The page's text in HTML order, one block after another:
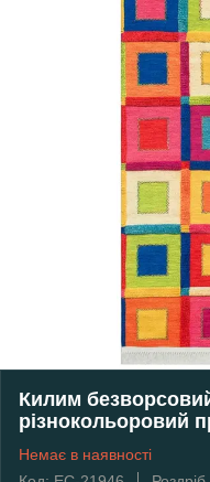
Килим
різнокольоровий
Немає в наявності